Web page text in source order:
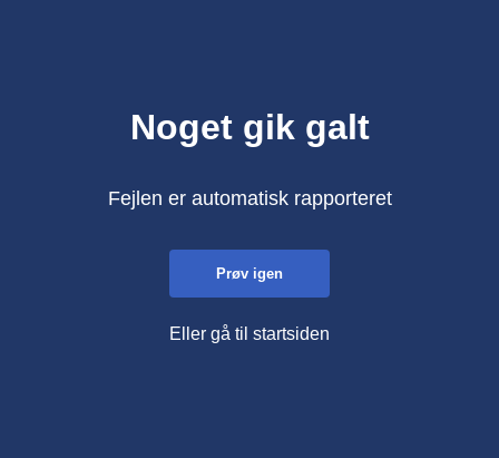
Noget gik galt
Fejlen er automatisk rapporteret
Prøv igen
Eller gå til startsiden